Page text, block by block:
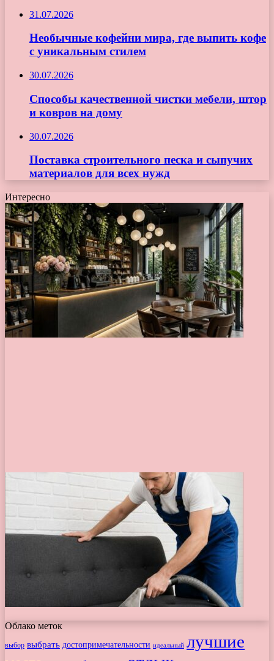
31.07.2026
Необычные кофейни мира, где выпить кофе
с уникальным стилем
30.07.2026
Способы качественной чистки мебели, штор
и ковров на дому
30.07.2026
Поставка строительного песка и сыпучих
материалов для всех нужд
Интересно
Облако меток
выбор выбрать достопримечательности идеальный лучшие